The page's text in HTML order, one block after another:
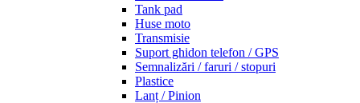
Tank pad
Huse moto
Transmisie
Suport ghidon telefon / GPS
Semnalizări / faruri / stopuri
Plastice
Lanț / Pinion